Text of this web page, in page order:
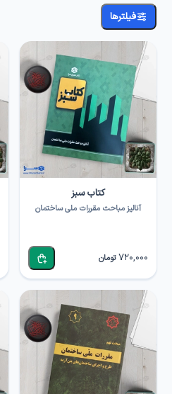
فیلترها
کتاب سبز
آنالیز مباحث مقررات ملی ساختمان
720,000 تومان